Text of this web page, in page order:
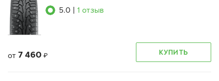
5.0 1 отзыв
от 7 460 ₽ КУПИТЬ